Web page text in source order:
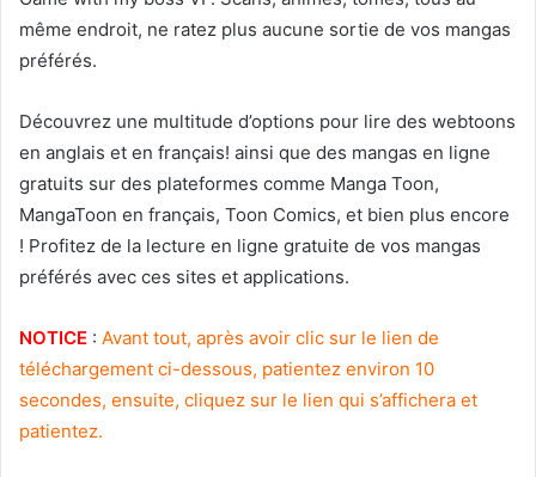
même endroit, ne ratez plus aucune sortie de vos mangas
préférés.
Découvrez une multitude d’options pour lire des webtoons
en anglais et en français! ainsi que des mangas en ligne
gratuits sur des plateformes comme Manga Toon,
MangaToon en français, Toon Comics, et bien plus encore
! Profitez de la lecture en ligne gratuite de vos mangas
préférés avec ces sites et applications.
NOTICE : Avant tout, après avoir clic sur le lien de
téléchargement ci-dessous, patientez environ 10
secondes, ensuite, cliquez sur le lien qui s’affichera et
patientez.